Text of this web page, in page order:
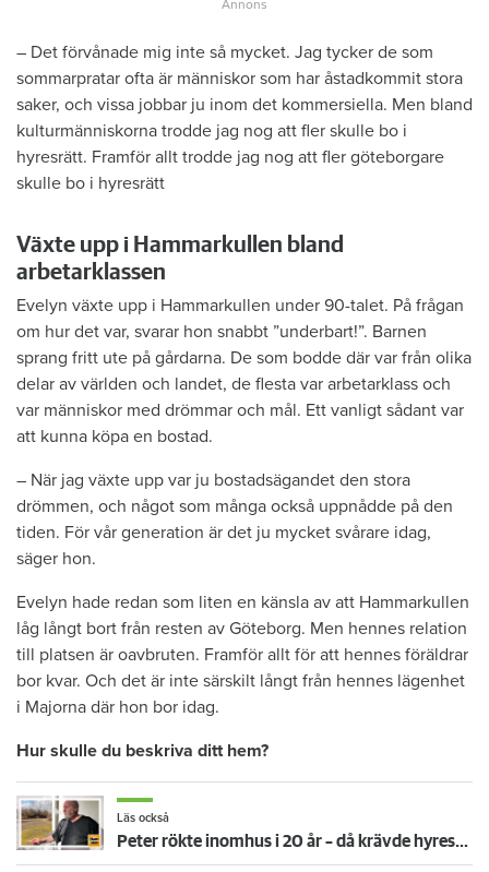
– Det förvånade mig inte så mycket. Jag tycker de som
sommarpratar ofta är människor som har åstadkommit stora
saker, och vissa jobbar ju inom det kommersiella. Men bland
kulturmänniskorna trodde jag nog att fler skulle bo i
hyresrätt. Framför allt trodde jag nog att fler göteborgare
skulle bo i hyresrätt
Växte upp i Hammarkullen bland
arbetarklassen
Evelyn växte upp i Hammarkullen under 90-talet. På frågan
om hur det var, svarar hon snabbt ”underbart!”. Barnen
sprang fritt ute på gårdarna. De som bodde där var från olika
delar av världen och landet, de flesta var arbetarklass och
var människor med drömmar och mål. Ett vanligt sådant var
att kunna köpa en bostad.
– När jag växte upp var ju bostadsägandet den stora
drömmen, och något som många också uppnådde på den
tiden. För vår generation är det ju mycket svårare idag,
säger hon.
Evelyn hade redan som liten en känsla av att Hammarkullen
låg långt bort från resten av Göteborg. Men hennes relation
till platsen är oavbruten. Framför allt för att hennes föräldrar
bor kvar. Och det är inte särskilt långt från hennes lägenhet
i Majorna där hon bor idag.
Hur skulle du beskriva ditt hem?
Läs också
Peter rökte inomhus i 20 år – då krävde hyresvärden 414 000 kronor: ”Rena bedrägeriet”